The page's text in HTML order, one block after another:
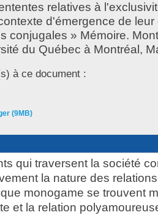
relatives à
d'émergence de
conjugales » Mémoire.
du Québec à Montréal,
à ce document :
(9MB)
qui traversent la société
la nature des
monogame se trouvent
et la relation